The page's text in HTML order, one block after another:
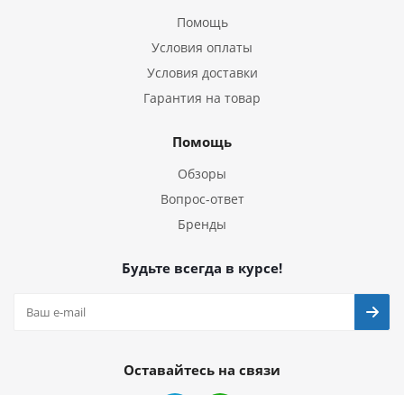
Помощь
Условия оплаты
Условия доставки
Гарантия на товар
Помощь
Обзоры
Вопрос-ответ
Бренды
Будьте всегда в курсе!
Оставайтесь на связи